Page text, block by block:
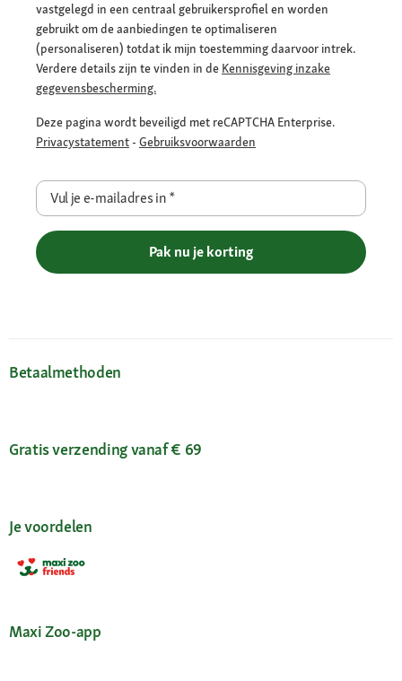
vastgelegd in een centraal gebruikersprofiel en worden
gebruikt om de aanbiedingen te optimaliseren
(personaliseren) totdat ik mijn toestemming daarvoor intrek.
Verdere details zijn te vinden in de Kennisgeving inzake
gegevensbescherming.
Deze pagina wordt beveiligd met reCAPTCHA Enterprise.
Privacystatement - Gebruiksvoorwaarden
Vul je e-mailadres in*
Pak nu je korting
Betaalmethoden
Gratis verzending vanaf € 69
Je voordelen
Maxi Zoo-app